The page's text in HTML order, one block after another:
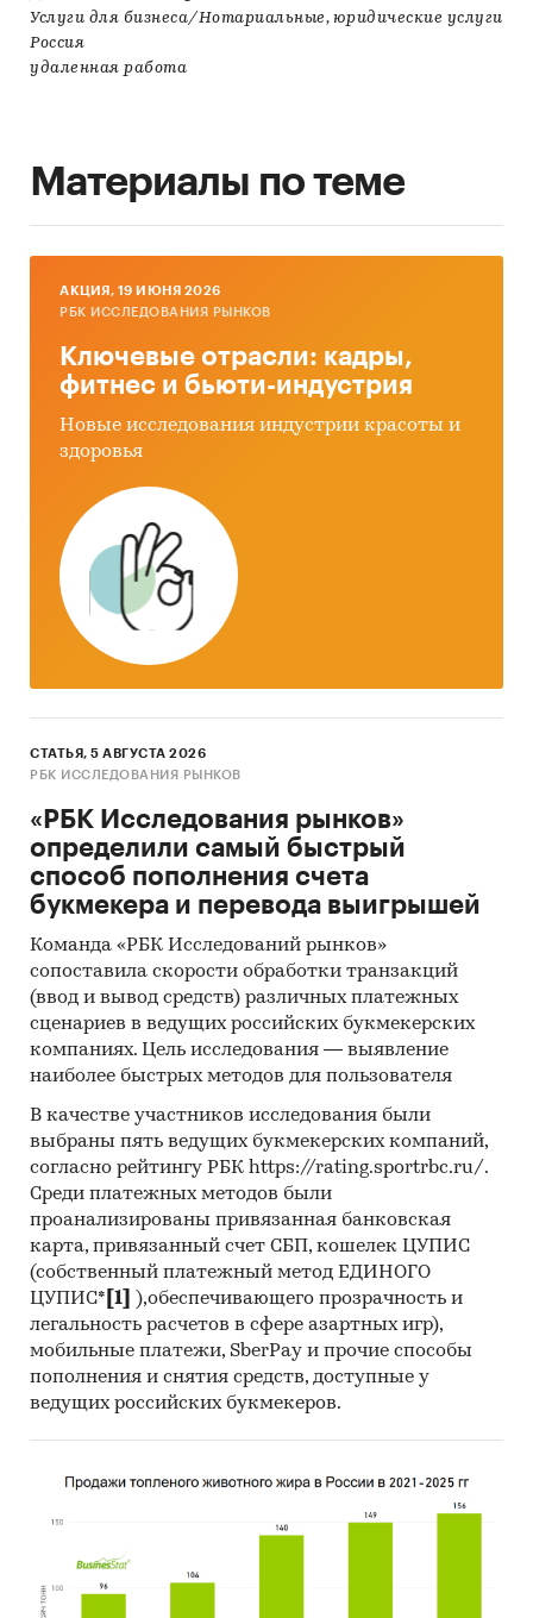
Услуги для бизнеса/Нотариальные, юридические услуги
Россия
удаленная работа
Материалы по теме
AКЦИЯ, 19 ИЮНЯ 2026
РБК ИССЛЕДОВАНИЯ РЫНКОВ
Ключевые отрасли: кадры,
фитнес и бьюти-индустрия
Новые исследования индустрии красоты и
здоровья
СТАТЬЯ, 5 АВГУСТА 2026
РБК ИССЛЕДОВАНИЯ РЫНКОВ
«РБК Исследования рынков»
определили самый быстрый
способ пополнения счета
букмекера и перевода выигрышей
Команда «РБК Исследований рынков»
сопоставила скорости обработки транзакций
(ввод и вывод средств) различных платежных
сценариев в ведущих российских букмекерских
компаниях. Цель исследования — выявление
наиболее быстрых методов для пользователя
В качестве участников исследования были
выбраны пять ведущих букмекерских компаний,
согласно рейтингу РБК https://rating.sportrbc.ru/.
Среди платежных методов были
проанализированы привязанная банковская
карта, привязанный счет СБП, кошелек ЦУПИС
(собственный платежный метод ЕДИНОГО
ЦУПИС* [1]
),обеспечивающего прозрачность и
легальность расчетов в сфере азартных игр),
мобильные платежи, SberPay и прочие способы
пополнения и снятия средств, доступные у
ведущих российских букмекеров.